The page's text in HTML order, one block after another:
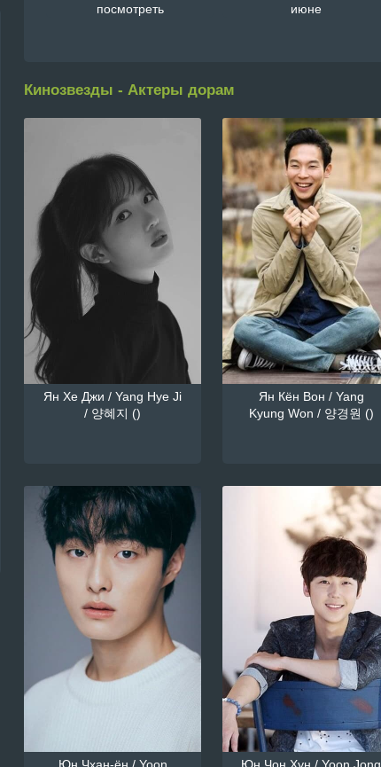
посмотреть
июне
Кинозвезды - Актеры дорам
Ян Хе Джи / Yang Hye Ji
/ 양혜지 ()
Ян Кён Вон / Yang
Kyung Won / 양경원 ()